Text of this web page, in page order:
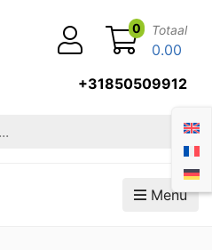
+31850509912
0 Totaal
0.00
Menu